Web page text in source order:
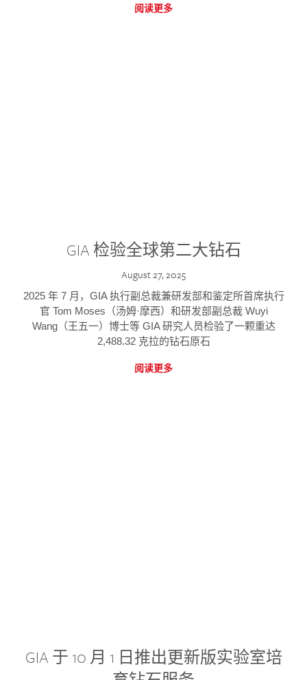
阅读更多
GIA 检验全球第二大钻石
August 27, 2025
2025 年 7 月，GIA 执行副总裁兼研发部和鉴定所首席执行
官 Tom Moses（汤姆·摩西）和研发部副总裁 Wuyi
Wang（王五一）博士等 GIA 研究人员检验了一颗重达
2,488.32 克拉的钻石原石
阅读更多
GIA 于 10 月 1 日推出更新版实验室培